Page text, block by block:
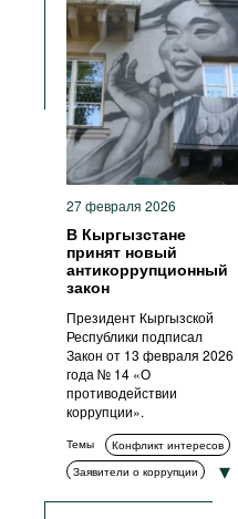
Антикоррупционные политики и
стратегии
27 февраля 2026
В Кыргызстане
принят новый
антикоррупционный
закон
Президент Кыргызской
Республики подписал
Закон от 13 февраля 2026
года № 14 «О
противодействии
коррупции».
Темы
Конфликт интересов
Заявители о коррупции
Измерение коррупции